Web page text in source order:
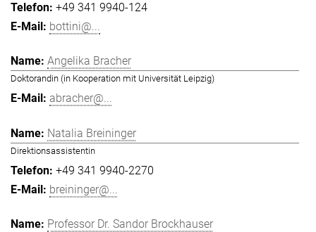
+49 341 9940-124
bottini@...
Angelika Bracher
Doktorandin (in Kooperation mit Universität Leipzig)
abracher@...
Natalia Breininger
Direktionsassistentin
+49 341 9940-2270
breininger@...
Professor Dr. Sandor Brockhauser